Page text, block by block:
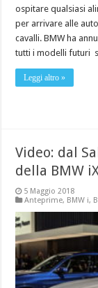
ospitare qualsiasi
per arrivare alle
cavalli. BMW ha
tutti i modelli futuri
Leggi altro »
Video: dal
della BMW
5 Maggio 2018
Anteprime, BMW i,